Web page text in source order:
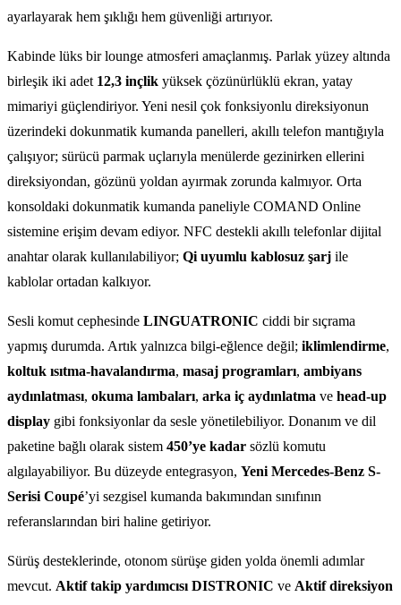
ayarlayarak hem şıklığı hem güvenliği artırıyor.
Kabinde lüks bir lounge atmosferi amaçlanmış. Parlak yüzey altında
birleşik iki adet 12,3 inçlik yüksek çözünürlüklü ekran, yatay
mimariyi güçlendiriyor. Yeni nesil çok fonksiyonlu direksiyonun
üzerindeki dokunmatik kumanda panelleri, akıllı telefon mantığıyla
çalışıyor; sürücü parmak uçlarıyla menülerde gezinirken ellerini
direksiyondan, gözünü yoldan ayırmak zorunda kalmıyor. Orta
konsoldaki dokunmatik kumanda paneliyle COMAND Online
sistemine erişim devam ediyor. NFC destekli akıllı telefonlar dijital
anahtar olarak kullanılabiliyor; Qi uyumlu kablosuz şarj ile
kablolar ortadan kalkıyor.
Sesli komut cephesinde LINGUATRONIC ciddi bir sıçrama
yapmış durumda. Artık yalnızca bilgi-eğlence değil; iklimlendirme,
koltuk ısıtma-havalandırma, masaj programları, ambiyans
aydınlatması, okuma lambaları, arka iç aydınlatma ve head-up
display gibi fonksiyonlar da sesle yönetilebiliyor. Donanım ve dil
paketine bağlı olarak sistem 450’ye kadar sözlü komutu
algılayabiliyor. Bu düzeyde entegrasyon, Yeni Mercedes-Benz S-
Serisi Coupé’yi sezgisel kumanda bakımından sınıfının
referanslarından biri haline getiriyor.
Sürüş desteklerinde, otonom sürüşe giden yolda önemli adımlar
mevcut. Aktif takip yardımcısı DISTRONIC ve Aktif direksiyon